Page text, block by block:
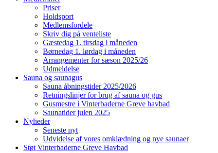
Priser
Holdsport
Medlemsfordele
Skriv dig på venteliste
Gæstedag 1. tirsdag i måneden
Børnedag 1. lørdag i måneden
Arrangementer for sæson 2025/26
Udmeldelse
Sauna og saunagus
Sauna åbningstider 2025/2026
Retningslinjer for brug af sauna og gus
Gusmestre i Vinterbaderne Greve havbad
Saunatider julen 2025
Nyheder
Seneste nyt
Udvidelse af vores omklædning og nye saunaer
Støt Vinterbaderne Greve Havbad